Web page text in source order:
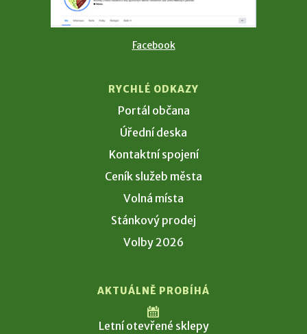
Facebook
RYCHLÉ ODKAZY
Portál občana
Úřední deska
Kontaktní spojení
Ceník služeb města
Volná místa
Stánkový prodej
Volby 2026
AKTUÁLNĚ PROBÍHÁ
Letní otevřené sklepy